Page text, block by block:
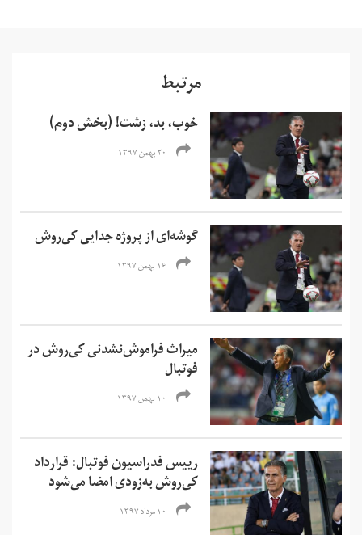
مرتبط
خوب، بد، زشت! (بخش دوم)
۲۰ بهمن ۱۳۹۷
گوشه‌ای از پروژه جدایی کی‌‌روش
۱۶ بهمن ۱۳۹۷
میراث فراموش‌‌نشدنی کی‌روش در
فوتبال
۱۰ بهمن ۱۳۹۷
رییس فدراسیون فوتبال: قرارداد
کی‌روش به‌زودی امضا می‌شود
۱۰ مرداد ۱۳۹۷